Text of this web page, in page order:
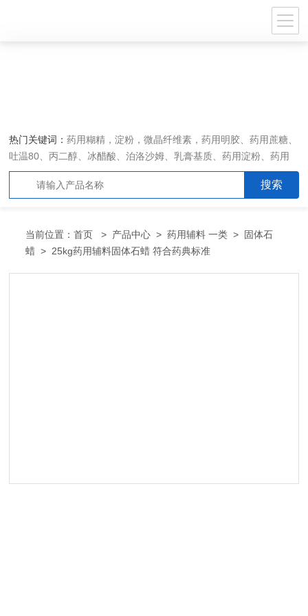
热门关键词：药用糊精，淀粉，微晶纤维素，药用明胶、药用蔗糖、
吐温80、丙二醇、冰醋酸、泊洛沙姆、乳膏基质、药用淀粉、药用
糊精、硬脂酸镁、聚丙烯酸树脂系列、羧甲基淀粉钠、羧甲基纤维素
钠、可溶性淀粉、甘露醇、羟丙纤维素、羟丙基甲基纤维素、乳糖、
甲基纤维素、乙基纤维素，三氯蔗糖，麝香草酚，药用蜂蜜，
当前位置：首页 > 产品中心 >药用辅料 一类 > 固体石
蜡 > 25kg药用辅料固体石蜡 符合药典标准